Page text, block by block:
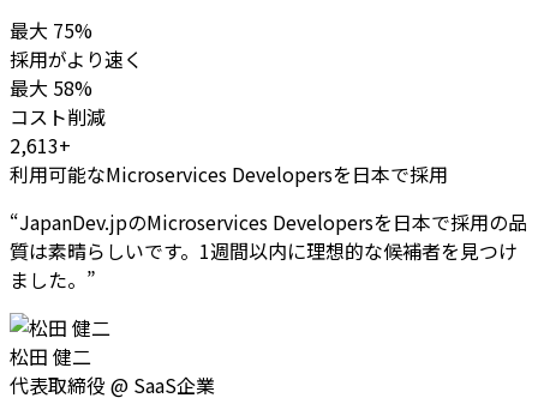
最大 75%
採用がより速く
最大 58%
コスト削減
2,613+
利用可能なMicroservices Developersを日本で採用
“JapanDev.jpのMicroservices Developersを日本で採用の品
質は素晴らしいです。1週間以内に理想的な候補者を見つけ
ました。 ”
松田 健二
代表取締役 @ SaaS企業